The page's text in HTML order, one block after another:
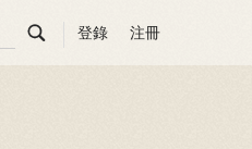
 登錄 注冊